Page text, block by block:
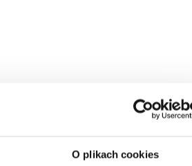
O plikach cookies